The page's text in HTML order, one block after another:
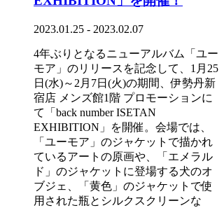
2023.01.25 - 2023.02.07
4年ぶりとなるニューアルバム「ユー
モア」のリリースを記念して、1月25
日(水)～2月7日(火)の期間、伊勢丹新
宿店 メンズ館1階 プロモーションに
て「back number ISETAN
EXHIBITION」を開催。会場では、
「ユーモア」のジャケットで描かれ
ているアートの原画や、「エメラル
ド」のジャケットに登場する犬のオ
ブジェ、「黄色」のジャケットで使
用された瓶とシルクスクリーンな